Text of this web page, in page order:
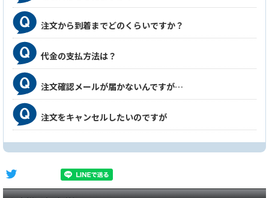
注文から到着までどのくらいですか？
代金の支払方法は？
注文確認メールが届かないんですが…
注文をキャンセルしたいのですが